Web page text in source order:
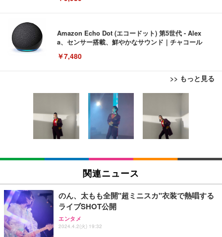
Amazon Echo Dot (エコードット) 第5世代 - Alex
a、センサー搭載、鮮やかなサウンド｜チャコール
￥7,480
>> もっと見る
[EdoErgo] オフィスチェア 椅子 テレワーク 疲れな
い 跳ね上げ式アームレスト コンパクト 約105度ロッ
キング pc 事務椅子 360度回転 座面昇降 強化ナイロ
ン樹脂ベース 通気性メッシュ 在宅ワーク H-WY01
(黒網+黒枠+黒足)
￥5,699
SIHOO B100 オフィスチェア／デスクチェア メッシ
ュチェア 人間工学 疲れない ブラック
￥27,999
ワーク チェア 強化バックレスト 30度ロッキング機
能 人間工学 椅子 腰サポート 90度跳ね上げ式アーム
EIZO ビジネス向けプレミアムモニター | FlexScan
EV3240X-WT | 31.5型4K UHD・USB Type-C・ホワ
イト
￥105,595
EIZO ビジネス向けプレミアムモニター | FlexScan
￥109,572
【純正品】27"ゲーミングモニター DualSense 充電
フック付き（CFI-ZDM1J）
Amazonベーシック ペットシーツ 薄型 レギュラー 1
回使い捨て 無香料 ホワイト 300枚
￥3,373
Amazonベーシック ペットシーツ 厚型 ワイド 42枚
x2袋(84枚) ホワイト(吸収面:ライトブルー)
￥3,234
ネオ・ルーライフ ネオ・オムツ L 中型犬用 26枚入
り 単品
関連ニュース
のん、太もも全開"超ミニスカ"衣装で熱唱する
ライブSHOT公開
エンタメ
2024.4.2(火) 19:32